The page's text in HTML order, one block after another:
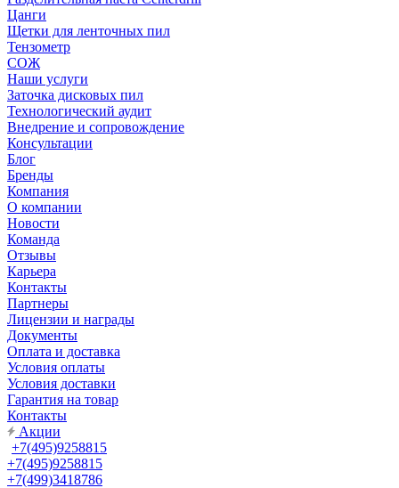
Цанги
Щетки для ленточных пил
Тензометр
СОЖ
Наши услуги
Заточка дисковых пил
Технологический аудит
Внедрение и сопровождение
Консультации
Блог
Бренды
Компания
О компании
Новости
Команда
Отзывы
Карьера
Контакты
Партнеры
Лицензии и награды
Документы
Оплата и доставка
Условия оплаты
Условия доставки
Гарантия на товар
Контакты
Акции
+7(495)9258815
+7(495)9258815
+7(499)3418786